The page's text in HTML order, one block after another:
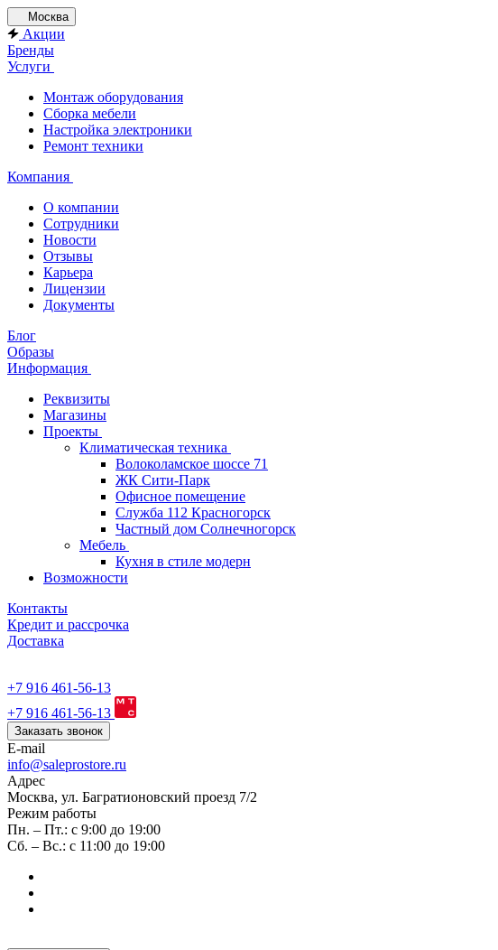
Москва
Акции
Бренды
Услуги
Монтаж оборудования
Сборка мебели
Настройка электроники
Ремонт техники
Компания
О компании
Сотрудники
Новости
Отзывы
Карьера
Лицензии
Документы
Блог
Образы
Информация
Реквизиты
Магазины
Проекты
Климатическая техника
Волоколамское шоссе 71
ЖК Сити-Парк
Офисное помещение
Служба 112 Красногорск
Частный дом Солнечногорск
Мебель
Кухня в стиле модерн
Возможности
Контакты
Кредит и рассрочка
Доставка
+7 916 461-56-13
+7 916 461-56-13
Заказать звонок
E-mail
info@saleprostore.ru
Адрес
Москва, ул. Багратионовский проезд 7/2
Режим работы
Пн. – Пт.: с 9:00 до 19:00
Сб. – Вс.: с 11:00 до 19:00